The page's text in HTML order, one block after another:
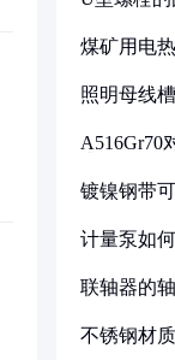
煤矿用电
照明母线
A516Gr70
镀镍钢带
计量泵如
联轴器的
不锈钢材